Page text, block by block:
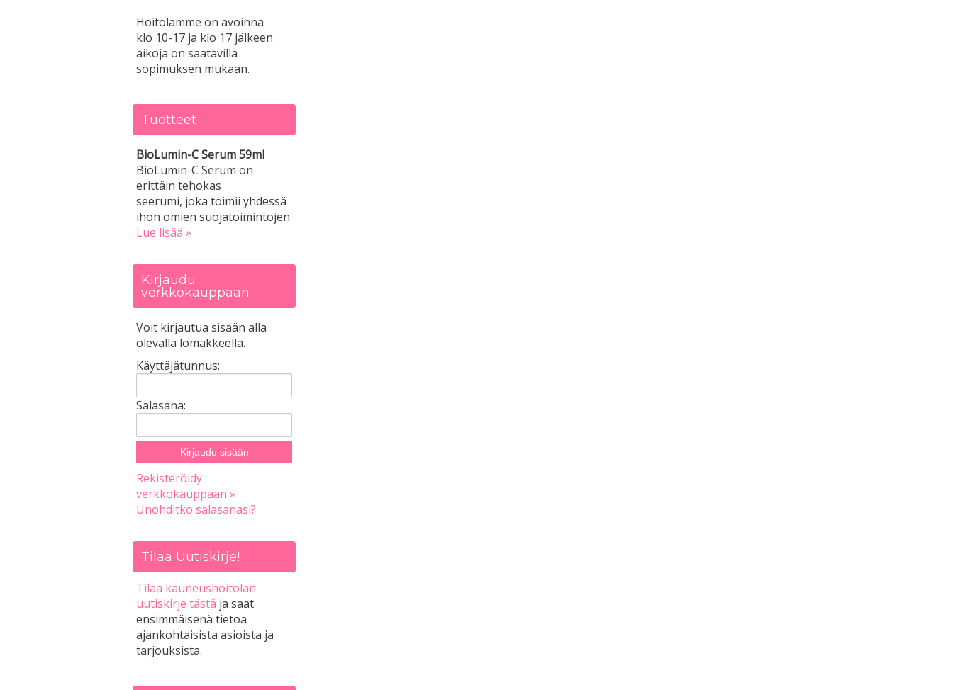
Hoitolamme on avoinna
klo 10-17 ja klo 17 jälkeen
aikoja on saatavilla
sopimuksen mukaan.
Tuotteet
BioLumin-C Serum 59ml
BioLumin-C Serum on
erittäin tehokas
seerumi, joka toimii yhdessä
ihon omien suojatoimintojen
Lue lisää »
Kirjaudu
verkkokauppaan
Voit kirjautua sisään alla
olevalla lomakkeella.
Käyttäjätunnus:
Salasana:
Rekisteröidy
verkkokauppaan »
Unohditko salasanasi?
Tilaa Uutiskirje!
Tilaa kauneushoitolan
uutiskirje tästä ja saat
ensimmäisenä tietoa
ajankohtaisista asioista ja
tarjouksista.